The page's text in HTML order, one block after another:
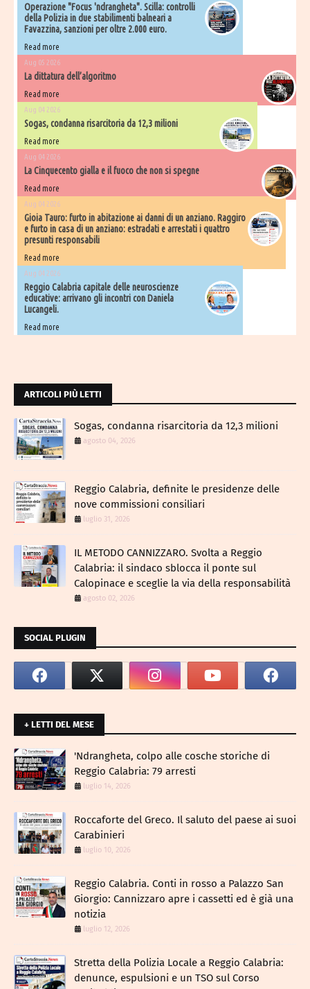
Operazione "Focus 'ndrangheta". Scilla: controlli
della Polizia in due stabilimenti balneari a
Favazzina, sanzioni per oltre 2.000 euro.
Read more
Aug 05 2026
La dittatura dell’algoritmo
Read more
Aug 04 2026
Sogas, condanna risarcitoria da 12,3 milioni
Read more
Aug 04 2026
La Cinquecento gialla e il fuoco che non si spegne
Read more
Aug 04 2026
Gioia Tauro: furto in abitazione ai danni di un anziano. Raggiro
e furto in casa di un anziano: estradati e arrestati i quattro
presunti responsabili
Read more
Aug 04 2026
Reggio Calabria capitale delle neuroscienze
educative: arrivano gli incontri con Daniela
Lucangeli.
Read more
ARTICOLI PIÙ LETTI
Sogas, condanna risarcitoria da 12,3 milioni
agosto 04, 2026
Reggio Calabria, definite le presidenze delle
nove commissioni consiliari
luglio 31, 2026
IL METODO CANNIZZARO​. Svolta a Reggio
Calabria: il sindaco sblocca il ponte sul
Calopinace e sceglie la via della responsabilità
agosto 02, 2026
SOCIAL PLUGIN
+ LETTI DEL MESE
​'Ndrangheta, colpo alle cosche storiche di
Reggio Calabria: 79 arresti
luglio 14, 2026
Roccaforte del Greco. Il saluto del paese ai suoi
Carabinieri
luglio 10, 2026
Reggio Calabria. Conti in rosso a Palazzo San
Giorgio: Cannizzaro apre i cassetti ed è già una
notizia
luglio 12, 2026
​Stretta della Polizia Locale a Reggio Calabria:
denunce, espulsioni e un TSO sul Corso